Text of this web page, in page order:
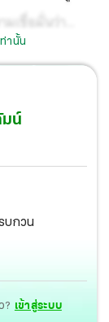
ชื่อมั่นว่า
พอสมควร ใกล้
ไปอีกระยะ
านั้น
น์
บกวน
? เข้าสู่ระบบ